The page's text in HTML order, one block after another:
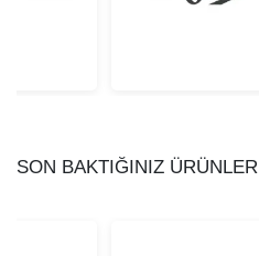
SON BAKTIĞINIZ ÜRÜNLER